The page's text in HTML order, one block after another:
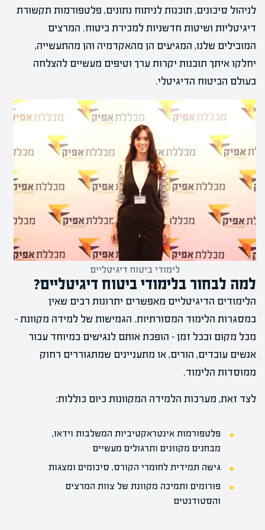
לניהול סיכונים, תוכנות לניתוח נתונים, פלטפורמות תקשורת
דיגיטליות ושיטות חדשניות למכירת ביטוח. המרצים
המובילים שלנו, המגיעים הן מהאקדמיה והן מהתעשייה,
יחלקו איתך תובנות יקרות ערך וטיפים מעשיים להצלחה
בעולם הביטוח הדיגיטלי.
לימודי ביטוח דיגיטליים
למה לבחור בלימודי ביטוח דיגיטליים?
הלימודים הדיגיטליים מאפשרים יתרונות רבים שאין
במסגרות הלימוד המסורתיות. הגמישות של למידה מקוונת –
מכל מקום ובכל זמן – הופכת אותם לנגישים במיוחד עבור
אנשים עובדים, הורים, או מתעניינים שמתגוררים רחוק
ממוסדות הלימוד.
לצד זאת, מערכות הלמידה המקוונות כיום כוללות:
פלטפורמות אינטראקטיביות המשלבות וידאו,
מבחנים מקוונים ותרגולים מעשיים
גישה תמידית לחומרי הקורס, סיכומים ומצגות
פורומים ותמיכה מקוונת של צוות המרצים
והסטודנטים